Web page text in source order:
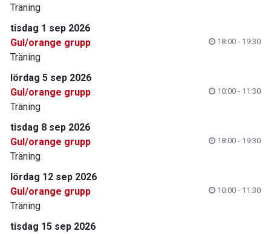
Träning
tisdag 1 sep 2026
Gul/orange grupp
18:00 - 19:30
Träning
lördag 5 sep 2026
Gul/orange grupp
10:00 - 11:30
Träning
tisdag 8 sep 2026
Gul/orange grupp
18:00 - 19:30
Träning
lördag 12 sep 2026
Gul/orange grupp
10:00 - 11:30
Träning
tisdag 15 sep 2026